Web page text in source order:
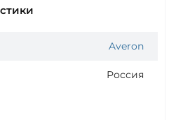
Averon
Россия